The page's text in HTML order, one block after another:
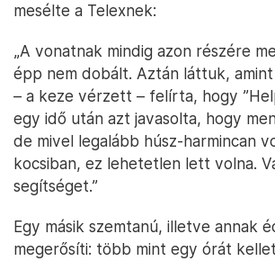
mesélte a Telexnek:
„A vonatnak mindig azon részére
épp nem dobált. Aztán láttuk,
– a keze vérzett – felírta, hogy
egy idő után azt javasolta, hogy
de mivel legalább húsz-harmincan
kocsiban, ez lehetetlen lett volna.
segítséget.”
Egy másik szemtanú, illetve annak
megerősíti: több mint egy órát